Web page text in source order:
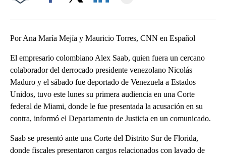
Por Ana María Mejía y Mauricio Torres, CNN en Español
El empresario colombiano Alex Saab, quien fuera un cercano
colaborador del derrocado presidente venezolano Nicolás
Maduro y el sábado fue deportado de Venezuela a Estados
Unidos, tuvo este lunes su primera audiencia en una Corte
federal de Miami, donde le fue presentada la acusación en su
contra, informó el Departamento de Justicia en un comunicado.
Saab se presentó ante una Corte del Distrito Sur de Florida,
donde fiscales presentaron cargos relacionados con lavado de